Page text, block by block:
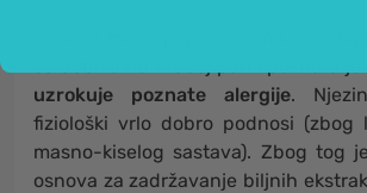
uzrokuje poznate alergije.
fiziološki vrlo dobro podnosi (zbog
masno-kiselog sastava). Zbog tog
osnova za zadržavanje biljnih